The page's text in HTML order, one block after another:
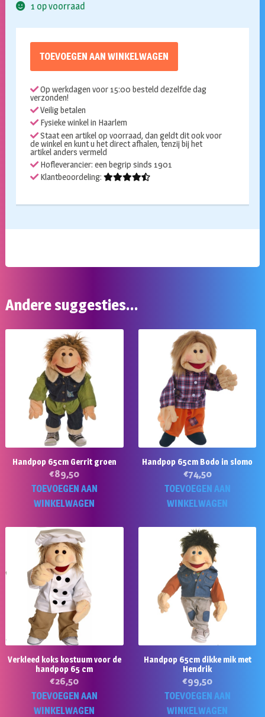
1 op voorraad
TOEVOEGEN AAN WINKELWAGEN
Op werkdagen voor 15:00 besteld dezelfde dag
verzonden!
Veilig betalen
Fysieke winkel in Haarlem
Staat een artikel op voorraad, dan geldt dit ook voor
de winkel en kunt u het direct afhalen, tenzij bij het
artikel anders vermeld
Hofleverancier: een begrip sinds 1901
Klantbeoordeling:
Andere suggesties…
Handpop 65cm Gerrit groen
€89,50
TOEVOEGEN AAN
WINKELWAGEN
Handpop 65cm Bodo in slomo
€74,50
TOEVOEGEN AAN
WINKELWAGEN
Verkleed koks kostuum voor de
handpop 65 cm
€26,50
TOEVOEGEN AAN
WINKELWAGEN
Handpop 65cm dikke mik met
Hendrik
€99,50
TOEVOEGEN AAN
WINKELWAGEN